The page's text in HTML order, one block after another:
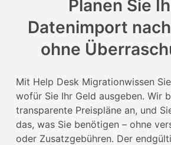
Planen Sie
Datenimport
ohne
Mit Help Desk Migrationwissen
wofür Sie Ihr Geld ausgeben. Wir
transparente Preispläne an, und
das, was Sie benötigen – ohne
oder Zusatzgebühren. Der